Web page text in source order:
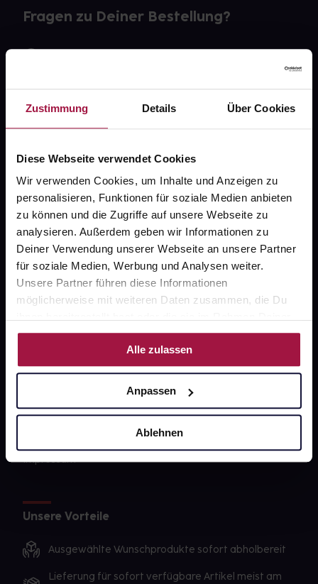
Zustimmung Details Über Cookies
Diese Webseite verwendet Cookies
Wir verwenden Cookies, um Inhalte und Anzeigen zu
personalisieren, Funktionen für soziale Medien anbieten
zu können und die Zugriffe auf unsere Webseite zu
analysieren. Außerdem geben wir Informationen zu
Deiner Verwendung unserer Webseite an unsere Partner
für soziale Medien, Werbung und Analysen weiter.
Unsere Partner führen diese Informationen
möglicherweise mit weiteren Daten zusammen, die Du
Nutzung der Dienste gesammelt haben.
Alle zulassen
Anpassen
Ablehnen
Fragen zu Deiner Bestellung?
Widerrufsformular
gesund.de
Karriere
Barrierefreiheitserklärung
Datenschutz
Impressum
Unsere Vorteile
Ausgewählte Wunschprodukte sofort abholbereit
Lieferung für sofort verfügbare Artikel meist am